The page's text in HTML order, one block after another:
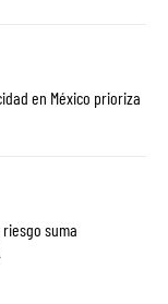
en México prioriza
suma